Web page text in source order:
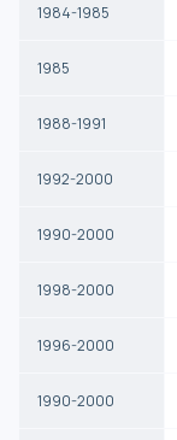
1984-1985
1985
1988-1991
1992-2000
1990-2000
1998-2000
1996-2000
1990-2000